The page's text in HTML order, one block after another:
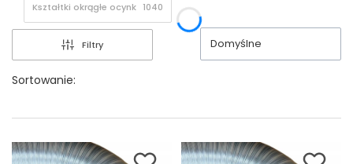
Kształtki okrągłe ocynk 1040
Filtry
Sortowanie:
Domyślne